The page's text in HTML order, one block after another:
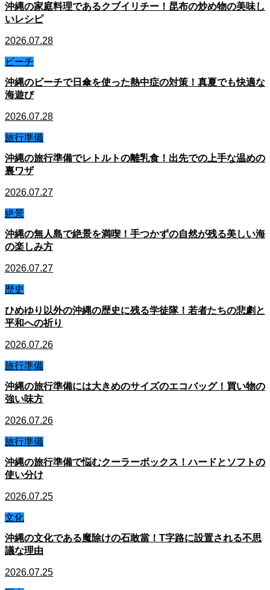
沖縄の家庭料理であるクブイリチー！昆布の炒め物の美味し
いレシピ
2026.07.28
ビーチ
沖縄のビーチで日傘を使った熱中症の対策！真夏でも快適な
海遊び
2026.07.28
旅行準備
沖縄の旅行準備でレトルトの離乳食！出先での上手な温めの
裏ワザ
2026.07.27
絶景
沖縄の無人島で絶景を満喫！手つかずの自然が残る美しい海
の楽しみ方
2026.07.27
歴史
ひめゆり以外の沖縄の歴史に残る学徒隊！若者たちの悲劇と
平和への祈り
2026.07.26
旅行準備
沖縄の旅行準備には大きめのサイズのエコバッグ！買い物の
強い味方
2026.07.26
旅行準備
沖縄の旅行準備で悩むクーラーボックス！ハードとソフトの
使い分け
2026.07.25
文化
沖縄の文化である魔除けの石敢當！T字路に設置される不思
議な理由
2026.07.25